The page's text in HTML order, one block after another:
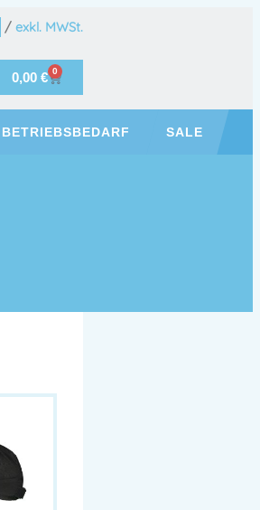
/ exkl. MWSt.
0,00 € 0
BETRIEBSBEDARF SALE